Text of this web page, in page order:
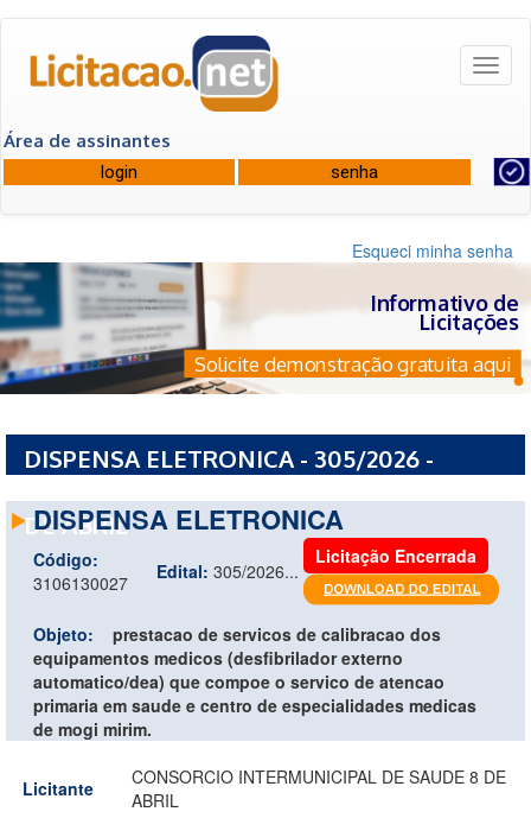
Área de assinantes
Esqueci minha senha
Informativo de
Licitações
Solicite demonstração gratuita aqui
DISPENSA ELETRONICA - 305/2026 -
DE ABRIL
DISPENSA ELETRONICA
Código:
3106130027
Edital: 305/2026...
Licitação Encerrada
Objeto:
prestacao de servicos de calibracao dos
equipamentos medicos (desfibrilador externo
automatico/dea) que compoe o servico de atencao
primaria em saude e centro de especialidades medicas
de mogi mirim.
Licitante
CONSORCIO INTERMUNICIPAL DE SAUDE 8 DE
ABRIL